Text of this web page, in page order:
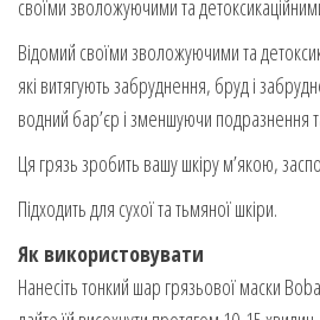
своїми зволожуючими та
Відомий своїми зволожуючими та
які витягують забруднення, бруд і
водний бар’єр і зменшуючи подразнення
Ця грязь зробить вашу шкіру м’якою,
Підходить для сухої та тьмяної шкіри.
Як використовувати
Нанесіть тонкий шар грязьової маски